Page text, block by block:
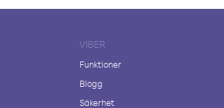
VIBER
Funktioner
Blogg
Säkerhet